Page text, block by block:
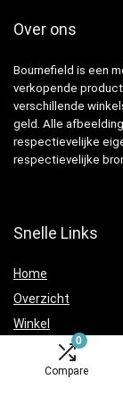
0
Compare
Over ons
Bournefield is een
verkopende
verschillende
geld. Alle
respectievelijke
respectievelijke
Snelle Links
Home
Overzicht
Winkel